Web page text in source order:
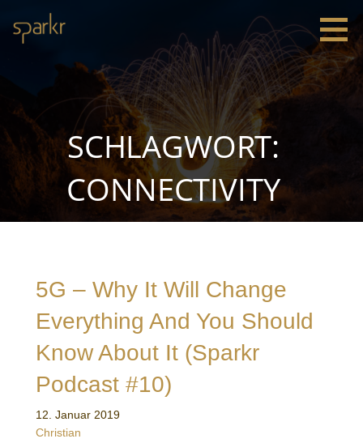
Inhalt
springen
Leadership
SCHLAGWORT:
CONNECTIVITY
5G – Why It Will Change
Everything And You Should
Know About It (Sparkr
Podcast #10)
12. Januar 2019
Christian